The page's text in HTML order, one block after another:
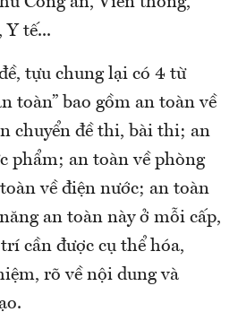
Y tế...
tựu chung lại có 4 từ
toàn” bao gồm an toàn về
chuyển đề thi, bài thi; an
phẩm; an toàn về phòng
về điện nước; an toàn
an toàn này ở mỗi cấp,
cần được cụ thể hóa,
rõ về nội dung và